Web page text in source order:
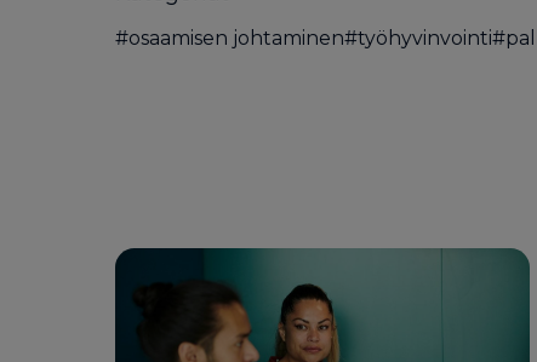
#osaamisen johtaminen#työhyvinvointi#